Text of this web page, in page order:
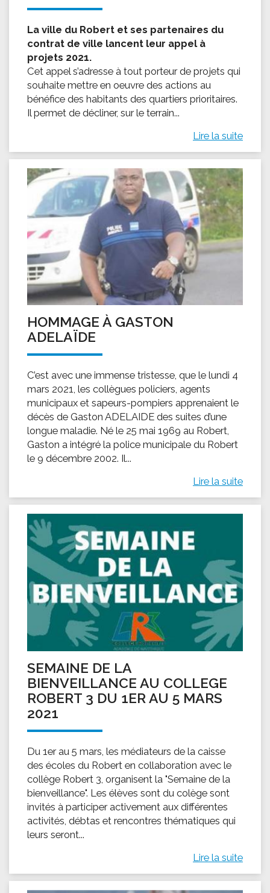
La ville du Robert et ses partenaires du
contrat de ville lancent leur appel à
projets 2021.
Cet appel s’adresse à tout porteur de projets qui
souhaite mettre en oeuvre des actions au
bénéfice des habitants des quartiers prioritaires.
Il permet de décliner, sur le terrain...
Lire la suite
HOMMAGE À GASTON
ADELAÏDE
C’est avec une immense tristesse, que le lundi 4
mars 2021, les collègues policiers, agents
municipaux et sapeurs-pompiers apprenaient le
décès de Gaston ADELAIDE des suites d’une
longue maladie. Né le 25 mai 1969 au Robert,
Gaston a intégré la police municipale du Robert
le 9 décembre 2002. Il...
Lire la suite
SEMAINE DE LA
BIENVEILLANCE AU COLLEGE
ROBERT 3 DU 1ER AU 5 MARS
2021
Du 1er au 5 mars, les médiateurs de la caisse
des écoles du Robert en collaboration avec le
collège Robert 3, organisent la "Semaine de la
bienveillance". Les élèves sont du colège sont
invités à participer activement aux différentes
activités, débtas et rencontres thématiques qui
leurs seront...
Lire la suite